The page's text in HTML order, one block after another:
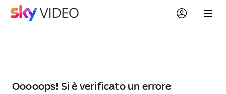
Ooooops! Si è verificato un errore